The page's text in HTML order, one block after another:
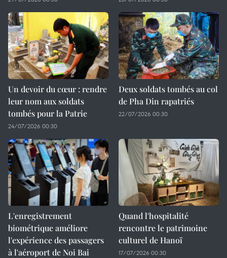
Un devoir du cœur : rendre
leur nom aux soldats
tombés pour la Patrie
24/07/2026 00:30
Deux soldats tombés au col
de Pha Din rapatriés
22/07/2026 00:30
L'enregistrement
biométrique améliore
l'expérience des passagers
à l'aéroport de Noi Bai
Quand l'hospitalité
rencontre le patrimoine
culturel de Hanoï
17/07/2026 00:30